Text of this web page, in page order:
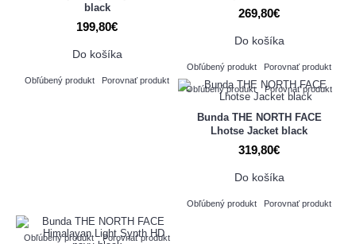
black
199,80€
Do košíka
Obľúbený produkt Porovnať produkt
269,80€
Do košíka
Obľúbený produkt Porovnať produkt
Obľúbený produkt Porovnať produkt
Bunda THE NORTH FACE
Lhotse Jacket black
319,80€
Do košíka
Obľúbený produkt Porovnať produkt
Obľúbený produkt Porovnať produkt